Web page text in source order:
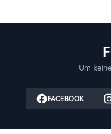
Um
FACEBOOK